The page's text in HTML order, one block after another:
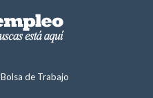
Bolsa de Trabajo